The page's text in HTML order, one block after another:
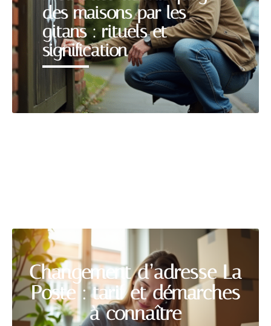
des maisons par les
gitans : rituels et
signification
Changement d’adresse La
Poste : tarif et démarches
à connaître